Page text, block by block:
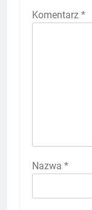
Komentarz *
Nazwa *